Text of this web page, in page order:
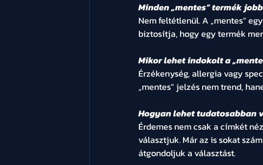
Minden „mentes” termék
Nem feltétlenül. A „mentes”
biztosítja, hogy egy termék
Mikor lehet indokolt a
Érzékenység, allergia vagy
„mentes” jelzés nem trend,
Hogyan lehet tudatosabban
Érdemes nem csak a címkét
választjuk. Már az is sokat
átgondoljuk a választást.